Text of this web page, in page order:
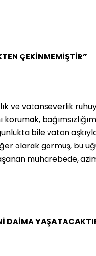
ÇEKİNMEMİŞTİR”
ve vatanseverlik
bile vatan
olarak görmüş, bu
muharebede,
DAİMA